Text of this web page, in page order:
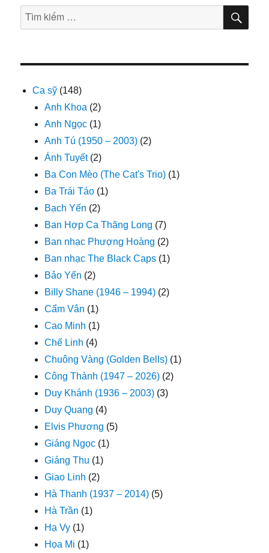
Tìm
kiếm:
TÌM
Ca sỹ (148)
Anh Khoa (2)
Anh Ngọc (1)
Anh Tú (1950 – 2003) (2)
Ánh Tuyết(2)
Ba Con Mèo (The Cat's Trio) (1)
Ba Trái Táo (1)
Bạch Yến (2)
Ban Hợp Ca Thăng Long (7)
Ban nhạc Phượng Hoàng (2)
Ban nhạc The Black Caps (1)
Bảo Yến (2)
Billy Shane (1946 – 1994) (2)
Cẩm Vân (1)
Cao Minh (1)
Chế Linh (4)
Chuông Vàng (Golden Bells) (1)
Công Thành (1947 – 2026) (2)
Duy Khánh (1936 – 2003) (3)
Duy Quang (4)
Elvis Phương (5)
Giáng Ngọc (1)
Giáng Thu (1)
Giao Linh (2)
Hà Thanh (1937 – 2014) (5)
Hà Trần (1)
Hạ Vy (1)
Họa Mi (1)